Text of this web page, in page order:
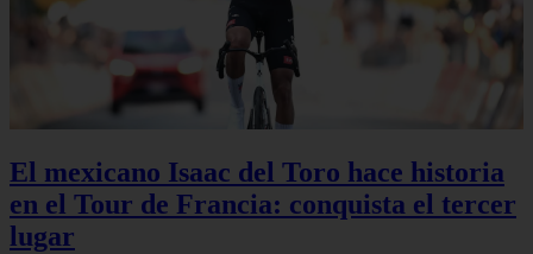
El mexicano Isaac del Toro hace historia
en el Tour de Francia: conquista el tercer
lugar